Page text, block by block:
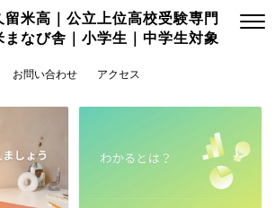
留米高｜公立上位高校受験専門
まなび舎｜小学生｜中学生対象
お問い合わせ アクセス